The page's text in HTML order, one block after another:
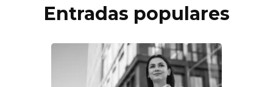
Entradas populares